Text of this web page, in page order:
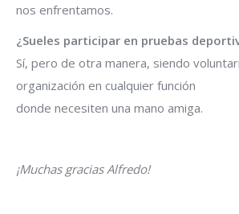
nos enfrentamos.
¿Sueles participar en pruebas
Sí, pero de otra manera, siendo
organización en cualquier función
donde necesiten una mano amiga.
¡Muchas gracias Alfredo!